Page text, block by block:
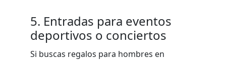
5. Entradas para eventos
deportivos o conciertos
Si buscas regalos para hombres en